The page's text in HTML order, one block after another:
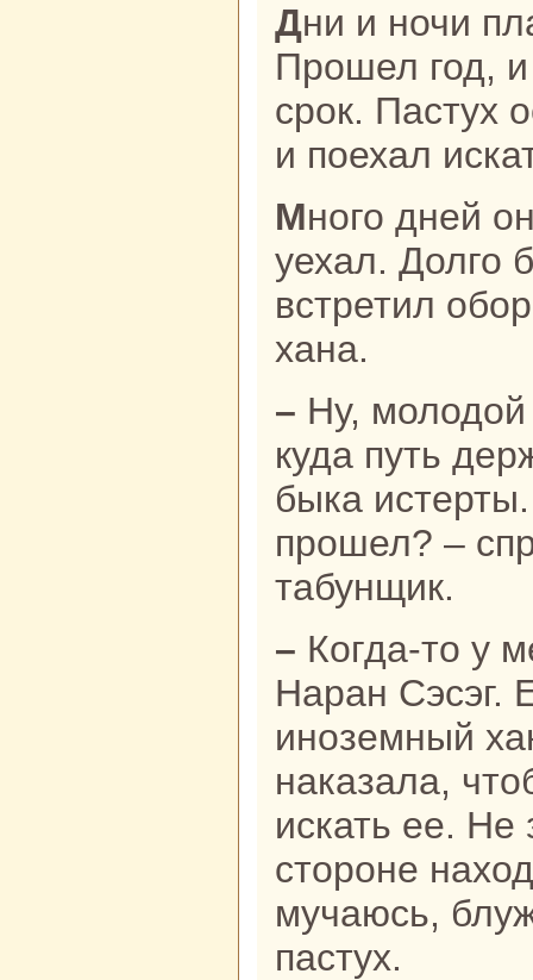
Дни и ночи плачет парень-пастух.
Прошел год,
срок. Пастух
и поехал
Много дней он в пути, далекo
уехал. Долго
встретил
ханa.
– Ну, молодой человек, откуда и
куда путь
быка
прошел? –
табунщик.
– Когда-то у меня была женa
Наpaн Сэсэг.
иноземный
нaказала,
искать ее. Не
стороне
мучаюсь,
пастух.